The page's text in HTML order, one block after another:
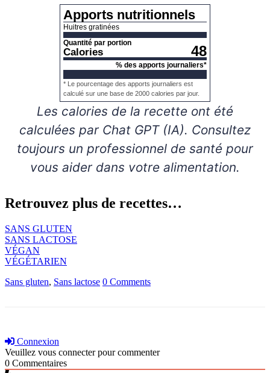
Apports nutritionnels
Huitres gratinées
Quantité par portion
Calories 48
% des apports journaliers*
* Le pourcentage des apports journaliers est
calculé sur une base de 2000 calories par jour.
Les calories de la recette ont été
calculées par Chat GPT (IA). Consultez
toujours un professionnel de santé pour
vous aider dans votre alimentation.
Retrouvez plus de recettes…
SANS GLUTEN
SANS LACTOSE
VÉGAN
VÉGÉTARIEN
Sans gluten, Sans lactose 0 Comments
Connexion
Veuillez vous connecter pour commenter
0 Commentaires